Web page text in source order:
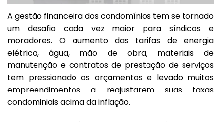
A gestão financeira dos condomínios tem se tornado
um desafio cada vez maior para síndicos e
moradores. O aumento das tarifas de energia
elétrica, água, mão de obra, materiais de
manutenção e contratos de prestação de serviços
tem pressionado os orçamentos e levado muitos
empreendimentos a reajustarem suas taxas
condominiais acima da inflação.